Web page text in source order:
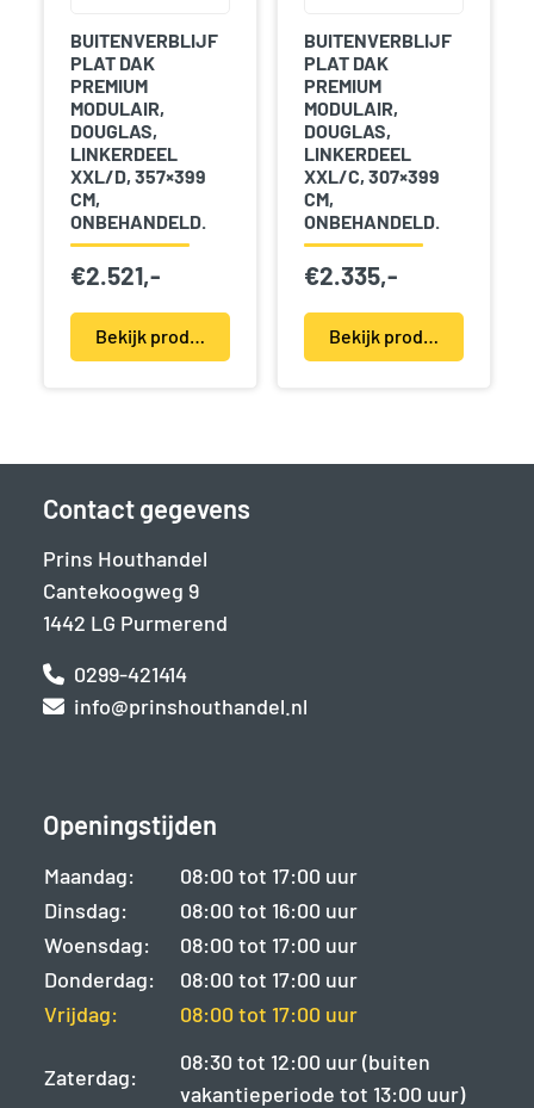
BUITENVERBLIJF
PLAT DAK
PREMIUM
MODULAIR,
DOUGLAS,
LINKERDEEL
XXL/D, 357×399
CM,
ONBEHANDELD.
€2.521,-
Bekijk product(en)
BUITENVERBLIJF
PLAT DAK
PREMIUM
MODULAIR,
DOUGLAS,
LINKERDEEL
XXL/C, 307×399
CM,
ONBEHANDELD.
€2.335,-
Bekijk product(en)
Contact gegevens
Prins Houthandel
Cantekoogweg 9
1442 LG Purmerend
0299-421414
info@prinshouthandel.nl
Openingstijden
Maandag:
08:00 tot 17:00 uur
Dinsdag:
08:00 tot 16:00 uur
Woensdag:
08:00 tot 17:00 uur
Donderdag:
08:00 tot 17:00 uur
Vrijdag:
08:00 tot 17:00 uur
Zaterdag:
08:30 tot 12:00 uur (buiten
vakantieperiode tot 13:00 uur)